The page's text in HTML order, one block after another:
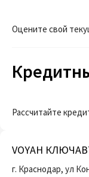
Оцените свой
Рассчитайте
VOYAH
г. Краснодар, ул